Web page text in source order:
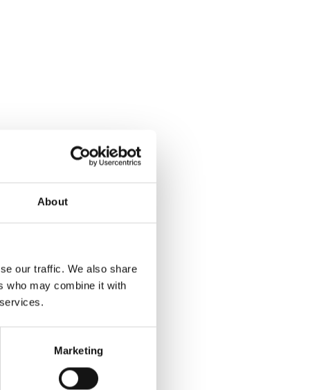
About
our traffic. We also share
who may combine it with
Marketing